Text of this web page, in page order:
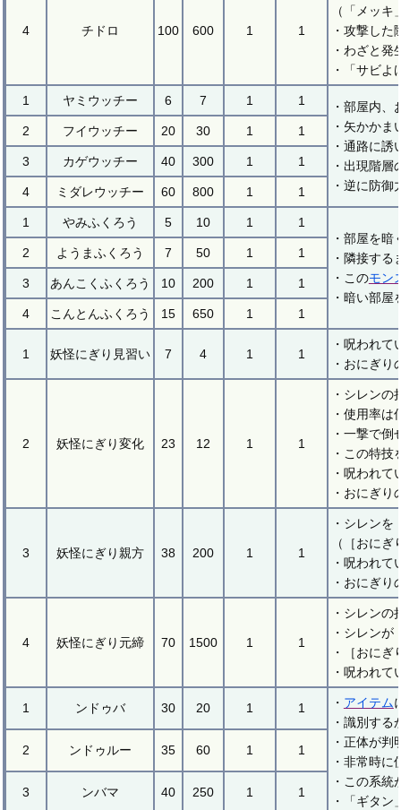
4 チドロ 100 600 1 1
（「メッ
・攻撃し
・わざと
・「サビよ
1 ヤミウッチー 6 7 1 1
・部屋内
・矢かかま
・通路に
・出現階
・逆に防御
2 フイウッチー 20 30 1 1
3 カゲウッチー 40 300 1 1
4 ミダレウッチー 60 800 1 1
1 やみふくろう 5 10 1
1
・部屋を暗
・隣接する
・このモン
・暗い部
2 ようまふくろう 7 50 1 1
3 あんこくふくろう 10 200 1 1
4 こんとんふくろう 15 650 1 1
1 妖怪にぎり見習い 7 4 1 1
・呪われて
・おにぎ
2 妖怪にぎり変化 23 12 1 1
・シレン
・使用率
・一撃で倒
・この特
・呪われて
・おにぎり
3 妖怪にぎり親方 38 200 1 1
・シレン
（［おに
・呪われて
・おにぎり
4 妖怪にぎり元締 70 1500 1 1
・シレン
・シレン
・［おに
・呪われて
1 ンドゥバ 30 20 1 1 ・ アイテム
・識別す
・正体が
・非常時
・この系統
・「ギタ
2 ンドゥルー 35 60 1 1
3 ンバマ 40 250 1 1